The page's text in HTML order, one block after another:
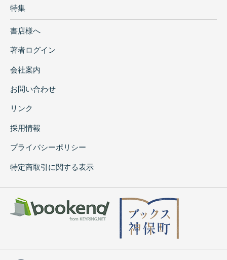
特集
書店様へ
著者ログイン
会社案内
お問い合わせ
リンク
採用情報
プライバシーポリシー
特定商取引に関する表示